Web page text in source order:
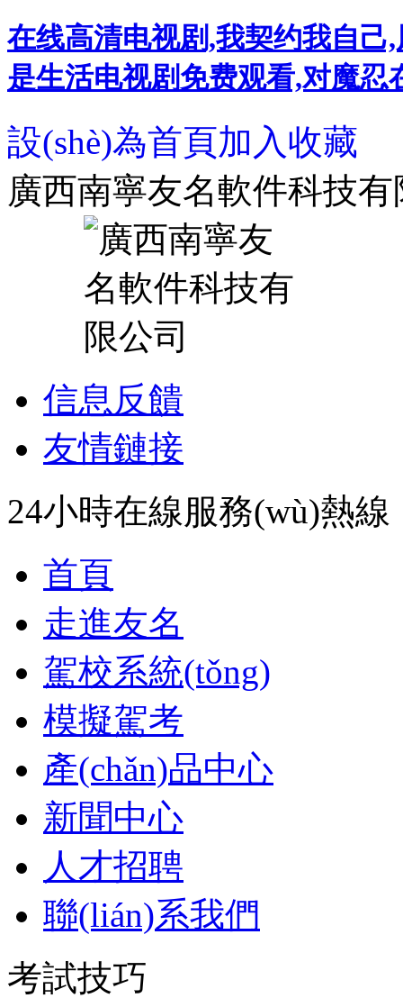
在线高清电视剧,我契约我自己
是生活电视剧免费观看,对魔忍
設(shè)為首頁加入收藏
廣西南寧友名軟件科技
信息反饋
友情鏈接
24小時在線服務(wù)熱線
首頁
走進友名
駕校系統(tǒng)
模擬駕考
產(chǎn)品中心
新聞中心
人才招聘
聯(lián)系我們
考試技巧